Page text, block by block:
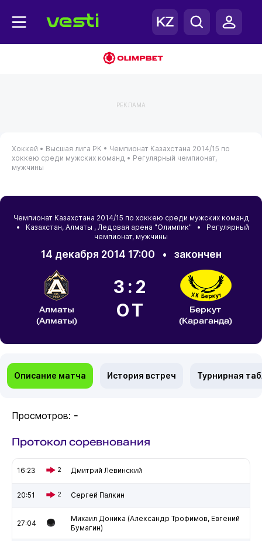
РЕКЛАМА
Хоккей • Высшая лига РК • Чемпионат Казахстана 2014/15 по
хоккею среди мужских команд • Регулярный чемпионат,
мужчины
Чемпионат Казахстана 2014/15 по хоккею среди мужских команд
• Казахстан, Алматы , Ледовая арена "Олимпик" • Регулярный
чемпионат, мужчины
14 декабря 2014 17:00 • закончен
Алматы
(Алматы)
3:2
ОТ
Беркут
(Караганда)
Описание матча История встреч Турнирная
Просмотров: -
Протокол соревнования
16:23 2 Дмитрий Левинский
20:51 2 Сергей Палкин
27:04
Михаил Доника (Александр Трофимов, Евгений
Бумагин)